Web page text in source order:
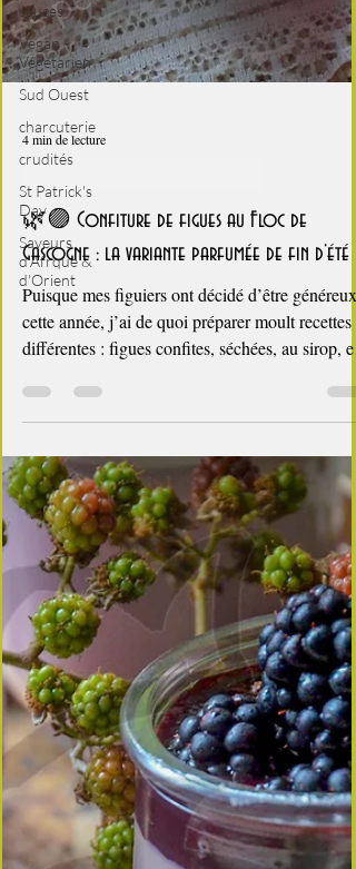
sauces
Vegan -
Végétarien
Sud Ouest
charcuterie
crudités
St Patrick's
Day
Saveurs
d'Afrque &
d'Orient
4 min de lecture
Les confitures maison, c'est si bon
🌿🟣 Confiture de figues au Floc de
Puisque mes figuiers ont décidé d’être généreux
cette année, j’ai de quoi préparer moult recettes
différentes : figues confites, séchées, au sirop, en
chutney… et bien entendu en confitures. La
confiture traditionnelle, telle que me la préparait
ma Grand-mère, mais aussi toutes les variations
que j’ai mises au point au fil des années : figue–
vanille, figue–poire, figue–pêche, figue et fruits
secs… et bien d’autres que vous trouverez sur le
blog. Cette année, après avoir réali